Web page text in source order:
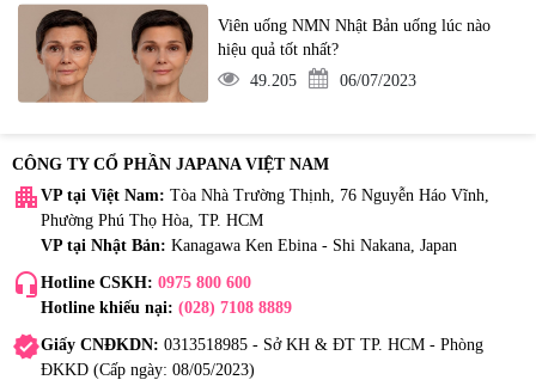
Viên uống NMN Nhật Bản uống lúc nào
hiệu quả tốt nhất?
49.205
06/07/2023
CÔNG TY CỔ PHẦN JAPANA VIỆT NAM
apartment VP tại Việt Nam: Tòa Nhà Trường Thịnh, 76 Nguyễn Háo Vĩnh,
Phường Phú Thọ Hòa, TP. HCM
VP tại Nhật Bản: Kanagawa Ken Ebina - Shi Nakana, Japan
headset_mic Hotline CSKH: 0975 800 600
Hotline khiếu nại: (028) 7108 8889
verifiedGiấy CNĐKDN: 0313518985 - Sở KH & ĐT TP. HCM - Phòng
ĐKKD (Cấp ngày: 08/05/2023)